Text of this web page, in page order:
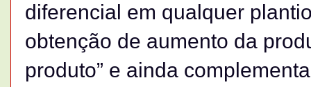
diferencial em qualquer
obtenção de aumento da
produto” e ainda